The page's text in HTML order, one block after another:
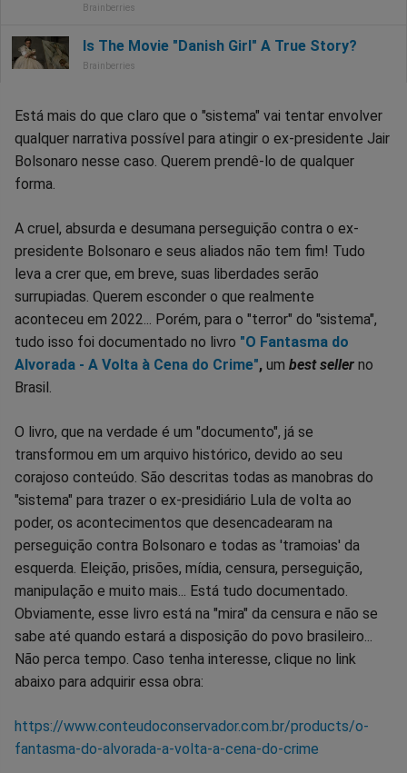
Está mais do que claro que o "sistema" vai tentar envolver
qualquer narrativa possível para atingir o ex-presidente Jair
Bolsonaro nesse caso. Querem prendê-lo de qualquer
forma.
A cruel, absurda e desumana perseguição contra o ex-
presidente Bolsonaro e seus aliados não tem fim! Tudo
leva a crer que, em breve, suas liberdades serão
surrupiadas. Querem esconder o que realmente
aconteceu em 2022... Porém, para o "terror" do "sistema",
tudo isso foi documentado no livro "O Fantasma do
Alvorada - A Volta à Cena do Crime", um best seller no
Brasil.
O livro, que na verdade é um "documento", já se
transformou em um arquivo histórico, devido ao seu
corajoso conteúdo. São descritas todas as manobras do
"sistema" para trazer o ex-presidiário Lula de volta ao
poder, os acontecimentos que desencadearam na
perseguição contra Bolsonaro e todas as 'tramoias' da
esquerda. Eleição, prisões, mídia, censura, perseguição,
manipulação e muito mais... Está tudo documentado.
Obviamente, esse livro está na "mira" da censura e não se
sabe até quando estará a disposição do povo brasileiro...
Não perca tempo. Caso tenha interesse, clique no link
abaixo para adquirir essa obra:
https://www.conteudoconservador.com.br/products/o-
fantasma-do-alvorada-a-volta-a-cena-do-crime